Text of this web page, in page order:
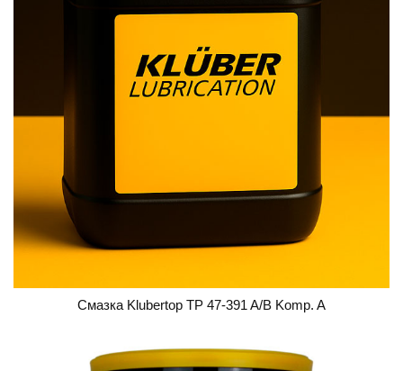
Смазка Klubertop TP 47-391 A/B Komp. A